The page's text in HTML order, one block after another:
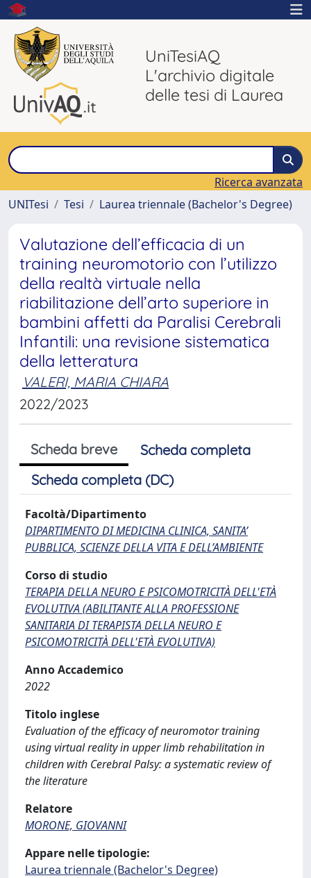
UniTesiAQ
L'archivio digitale
delle tesi di Laurea
Ricerca avanzata
UNITesi
Tesi Laurea triennale (Bachelor's Degree)
Valutazione dell’efficacia di un
training neuromotorio con l’utilizzo
della realtà virtuale nella
riabilitazione dell’arto superiore in
bambini affetti da Paralisi Cerebrali
Infantili: una revisione sistematica
della letteratura
VALERI, MARIA CHIARA
2022/2023
Scheda breve
Scheda completa
Scheda completa (DC)
Facoltà/Dipartimento
DIPARTIMENTO DI MEDICINA CLINICA, SANITA’
PUBBLICA, SCIENZE DELLA VITA E DELL’AMBIENTE
Corso di studio
TERAPIA DELLA NEURO E PSICOMOTRICITÀ DELL'ETÀ
EVOLUTIVA (ABILITANTE ALLA PROFESSIONE
SANITARIA DI TERAPISTA DELLA NEURO E
PSICOMOTRICITÀ DELL'ETÀ EVOLUTIVA)
Anno Accademico
2022
Titolo inglese
Evaluation of the efficacy of neuromotor training
using virtual reality in upper limb rehabilitation in
children with Cerebral Palsy: a systematic review of
the literature
Relatore
MORONE, GIOVANNI
Appare nelle tipologie:
Laurea triennale (Bachelor's Degree)